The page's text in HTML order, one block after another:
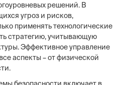
решений. В
угроз и рисков,
применять технологические
стратегию, учитывающую
Эффективное управление
аспекты – от физической